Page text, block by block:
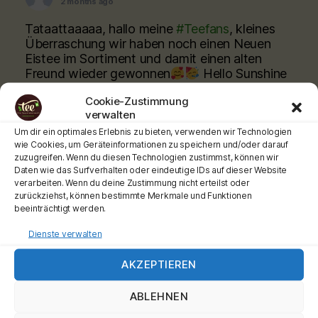
Cookie-Zustimmung
verwalten
Um dir ein optimales Erlebnis zu bieten, verwenden wir Technologien
wie Cookies, um Geräteinformationen zu speichern und/oder darauf
zuzugreifen. Wenn du diesen Technologien zustimmst, können wir
Daten wie das Surfverhalten oder eindeutige IDs auf dieser Website
verarbeiten. Wenn du deine Zustimmung nicht erteilst oder
zurückziehst, können bestimmte Merkmale und Funktionen
beeinträchtigt werden.
Dienste verwalten
AKZEPTIEREN
ABLEHNEN
Tataattaaaaa, hallo meine#Teefans, kleines
Überraschung wir haben noch einen Neuen
Eistee im Sortiment und damit einen alten
Freund wieder gewonnen
Hello Sunshine
wie der Hellwach!
@citycarre.magdeburg oder bestellt online
www.teeladen.shop
Schönen Tag wünscht Euch Euer Teemann
Werbung
#teehochn #teeladen
Video
Share
is at City Carré Magdeburg.